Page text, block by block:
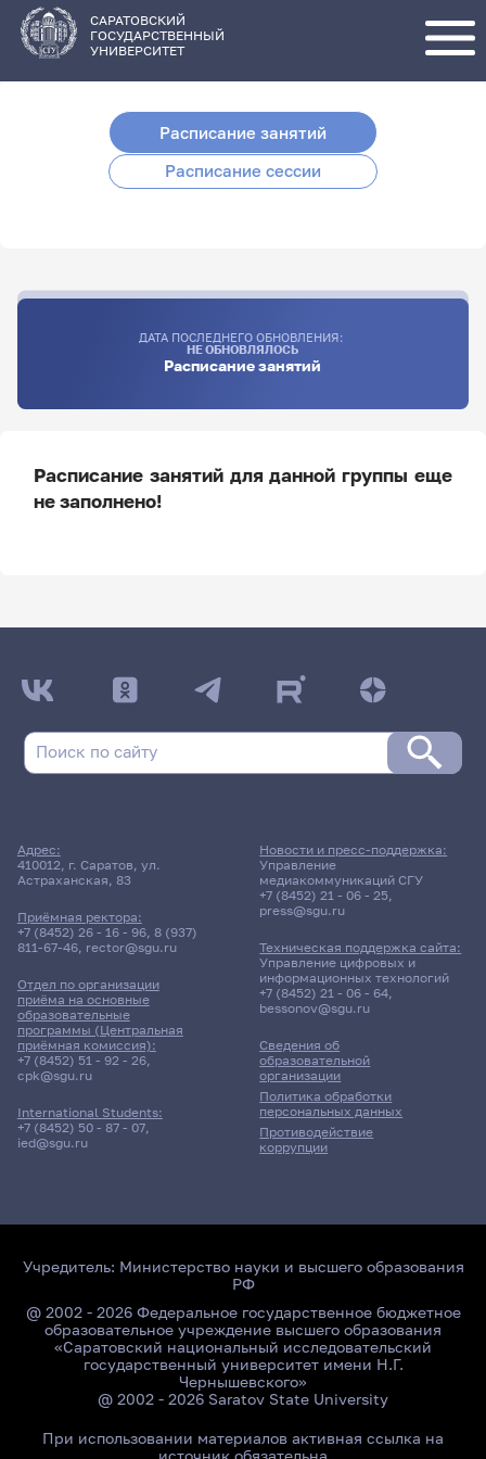
основному
содержанию
САРАТОВСКИЙ
ГОСУДАРСТВЕННЫЙ
УНИВЕРСИТЕТ
Расписание занятий
Расписание сессии
ДАТА ПОСЛЕДНЕГО ОБНОВЛЕНИЯ:
НЕ ОБНОВЛЯЛОСЬ
Расписание занятий
Расписание занятий для данной группы еще
не заполнено!
ДАТА ПОСЛЕДНЕГО ОБНОВЛЕНИЯ:
НЕ ОБНОВЛЯЛОСЬ
Адрес:
410012, г. Саратов, ул.
Астраханская, 83
Приёмная ректора:
+7 (8452) 26 - 16 - 96, 8 (937)
811-67-46, rector@sgu.ru
Отдел по организации
приёма на основные
образовательные
программы (Центральная
приёмная комиссия):
+7 (8452) 51 - 92 - 26,
cpk@sgu.ru
International Students:
+7 (8452) 50 - 87 - 07,
ied@sgu.ru
Сведения об
образовательной
организации
Политика обработки
персональных данных
Противодействие
коррупции
Новости и пресс-поддержка:
Управление
медиакоммуникаций СГУ
+7 (8452) 21 - 06 - 25,
press@sgu.ru
Техническая поддержка сайта:
Управление цифровых и
информационных технологий
+7 (8452) 21 - 06 - 64,
bessonov@sgu.ru
Учредитель: Министерство науки и высшего образования
РФ
@ 2002 - 2026 Федеральное государственное бюджетное
образовательное учреждение высшего образования
«Саратовский национальный исследовательский
государственный университет имени Н.Г.
Чернышевского»
@ 2002 - 2026 Saratov State University
При использовании материалов активная ссылка на
источник обязательна